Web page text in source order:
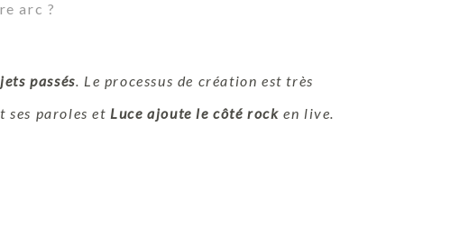
arc ?
passés. Le processus de création est très
ses paroles et Luce ajoute le côté rock en live.